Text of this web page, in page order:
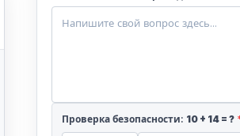
Проверка безопасности: 10+ 14= ?